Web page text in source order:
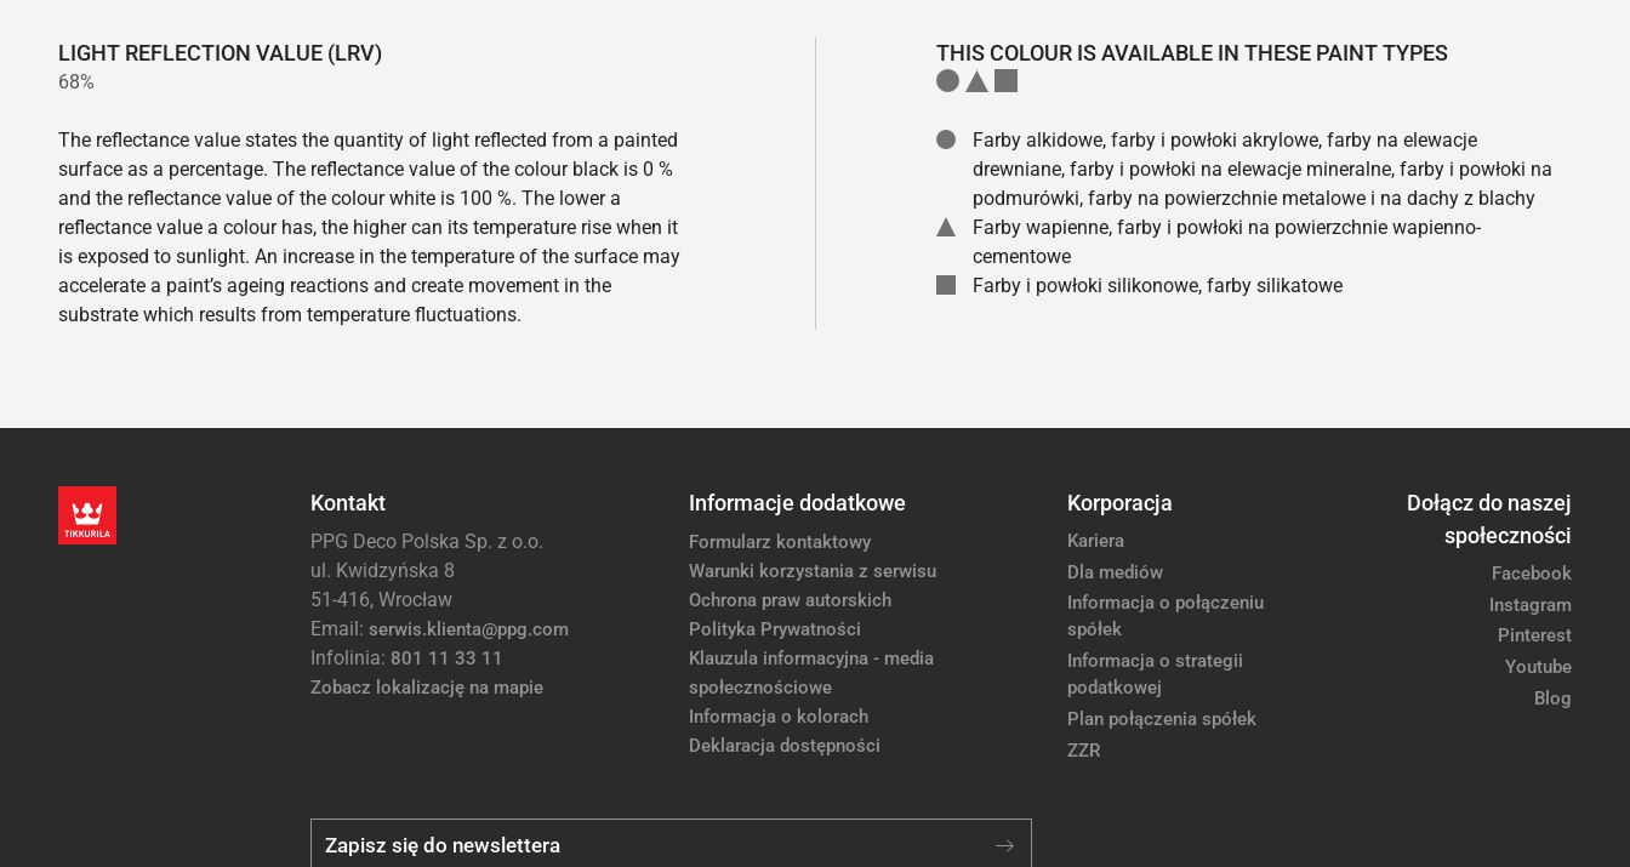
LIGHT REFLECTION VALUE (LRV)
68%
The reflectance value states the quantity of light reflected from a painted
surface as a percentage. The reflectance value of the colour black is 0 %
and the reflectance value of the colour white is 100 %. The lower a
reflectance value a colour has, the higher can its temperature rise when it
is exposed to sunlight. An increase in the temperature of the surface may
accelerate a paint’s ageing reactions and create movement in the
substrate which results from temperature fluctuations.
THIS COLOUR IS AVAILABLE IN THESE PAINT TYPES
Farby alkidowe, farby i powłoki akrylowe, farby na elewacje
drewniane, farby i powłoki na elewacje mineralne, farby i powłoki na
podmurówki, farby na powierzchnie metalowe i na dachy z blachy
Farby wapienne, farby i powłoki na powierzchnie wapienno-
cementowe
Farby i powłoki silikonowe, farby silikatowe
Kontakt
PPG Deco Polska Sp. z o.o.
ul. Kwidzyńska 8
51-416, Wrocław
Email: serwis.klienta@ppg.com
Infolinia: 801 11 33 11
Zobacz lokalizację na mapie
Informacje dodatkowe
Formularz kontaktowy
Warunki korzystania z serwisu
Ochrona praw autorskich
Polityka Prywatności
Klauzula informacyjna - media
społecznościowe
Informacja o kolorach
Deklaracja dostępności
Korporacja
Kariera
Dla mediów
Informacja o połączeniu
spółek
Informacja o strategii
podatkowej
Plan połączenia spółek
ZZR
Dołącz do naszej
społeczności
Facebook
Instagram
Pinterest
Youtube
Blog
Zapisz się do newslettera